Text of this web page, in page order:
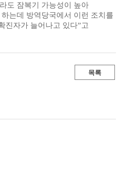
도 잠복기 가능성이 높아
는데 방역당국에서 이런 조치를
진자가 늘어나고 있다”고
목록